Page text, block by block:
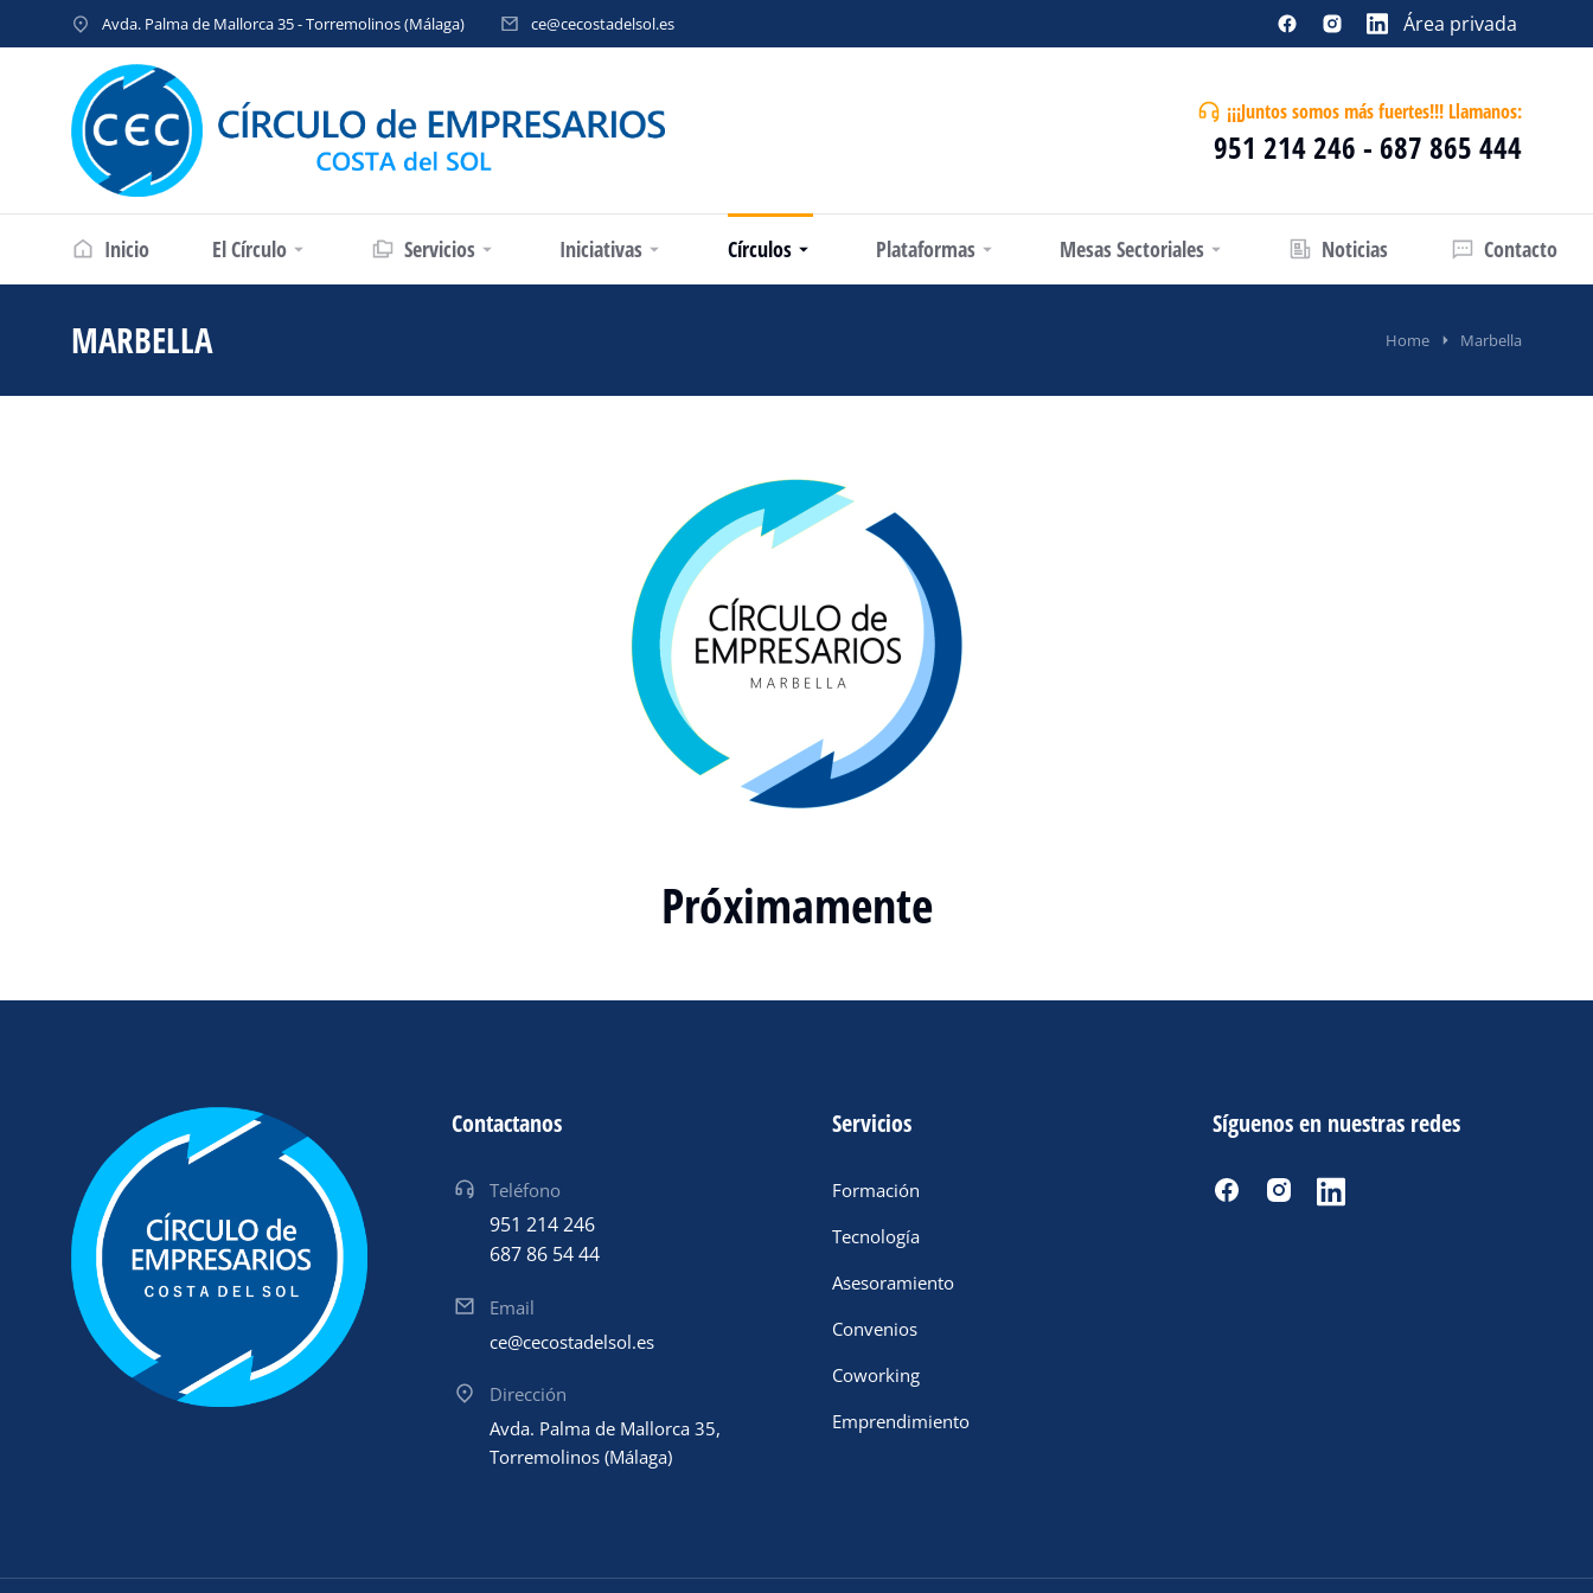
Avda. Palma de Mallorca 35 - Torremolinos (Málaga) ce@cecostadelsol.es Área privada
¡¡¡Juntos somos más fuertes!!! Llamanos:
951 214 246 - 687 865 444
Inicio El Círculo Servicios Iniciativas Círculos Plataformas Mesas Sectoriales Noticias Contacto
MARBELLA Home Marbella
Próximamente
Contactanos
Teléfono
951 214 246
687 86 54 44
Email
ce@cecostadelsol.es
Dirección
Avda. Palma de Mallorca 35,
Torremolinos (Málaga)
Servicios
Formación
Tecnología
Asesoramiento
Convenios
Coworking
Emprendimiento
Síguenos en nuestras redes